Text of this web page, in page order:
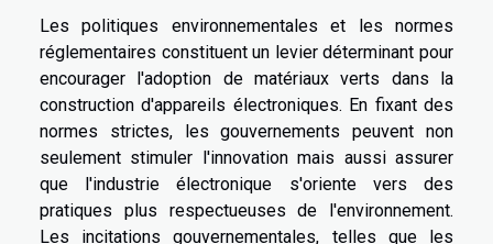
Les politiques environnementales et les normes
réglementaires constituent un levier déterminant pour
encourager l'adoption de matériaux verts dans la
construction d'appareils électroniques. En fixant des
normes strictes, les gouvernements peuvent non
seulement stimuler l'innovation mais aussi assurer
que l'industrie électronique s'oriente vers des
pratiques plus respectueuses de l'environnement.
Les incitations gouvernementales, telles que les